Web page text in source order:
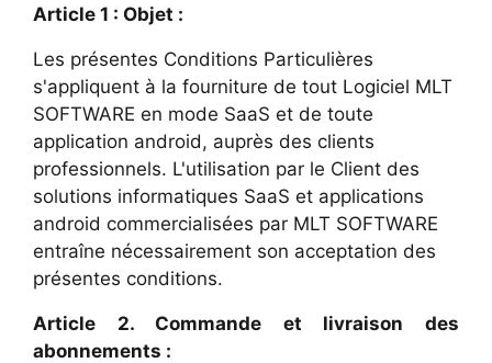
Article 1 : Objet :
Les présentes Conditions Particulières
s'appliquent à la fourniture de tout Logiciel MLT
SOFTWARE en mode SaaS et de toute
application android, auprès des clients
professionnels. L'utilisation par le Client des
solutions informatiques SaaS et applications
android commercialisées par MLT SOFTWARE
entraîne nécessairement son acceptation des
présentes conditions.
Article 2. Commande et livraison des
abonnements :